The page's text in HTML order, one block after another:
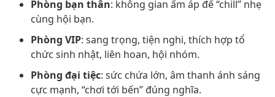
Phòng bạn thân: không gian ấm áp để “chill” nhẹ
cùng hội bạn.
Phòng VIP: sang trọng, tiện nghi, thích hợp tổ
chức sinh nhật, liên hoan, hội nhóm.
Phòng đại tiệc: sức chứa lớn, âm thanh ánh sáng
cực mạnh, “chơi tới bến” đúng nghĩa.